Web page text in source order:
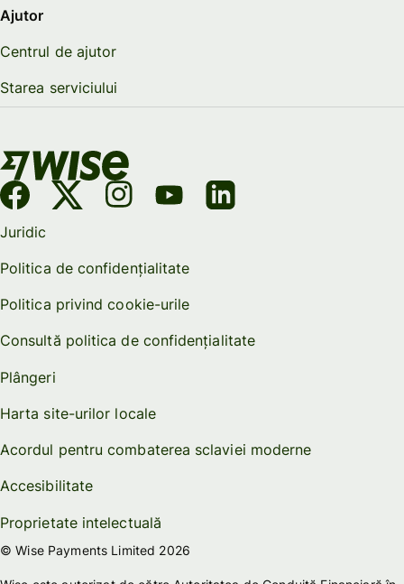
Ajutor
Centrul de ajutor
Starea serviciului
Juridic
Politica de confidențialitate
Politica privind cookie-urile
Consultă politica de confidențialitate
Plângeri
Harta site-urilor locale
Acordul pentru combaterea sclaviei moderne
Accesibilitate
Proprietate intelectuală
© Wise Payments Limited 2026